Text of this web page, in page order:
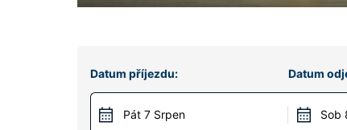
Datum příjezdu:
Pát 7 Srpen
Datum
Sob